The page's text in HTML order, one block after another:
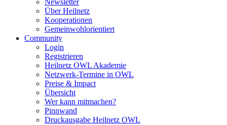
Newsletter
Über Heilnetz
Kooperationen
Gemeinwohlorientiert
Community
Login
Registrieren
Heilnetz OWL Akademie
Netzwerk-Termine in OWL
Preise & Impact
Übersicht
Wer kann mitmachen?
Pinnwand
Druckausgabe Heilnetz OWL